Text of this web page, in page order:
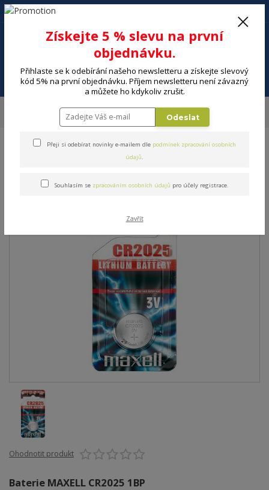
Menu
+420 602 494 600
MAXELL CR2025 1BP
Baterie MAXELL CR2025 1BP
Ohodnotit produkt
Baterie MAXELL CR2025 1BP
Získejte 5 % slevu na první
objednávku.
Přihlaste se k odebírání našeho newsletteru a získejte slevový
kód 5% na první objednávku. Příjem newsletteru není závazný
a můžete ho kdykoliv zrušit.
Odeslat
Přeji si odebírat novinky e-mailem dle podmínek zpracování osobních
údajů.
Souhlasím se zpracováním osobních údajů pro účely registrace.
Zavřít